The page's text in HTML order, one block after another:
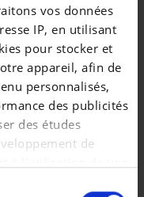
vos données
IP, en utilisant
pour stocker et
appareil, afin de
personnalisés,
des publicités
des études
de
à l'utilisation de vos
PEUGEOT 308